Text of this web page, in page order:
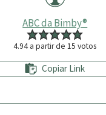
ABC da Bimby®
4.94a partir de15 votos
Copiar Link